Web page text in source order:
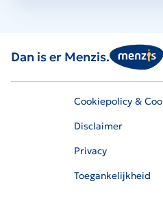
Dan is er Menzis.
Cookiepolicy &
Disclaimer
Privacy
Toegankelijkheid